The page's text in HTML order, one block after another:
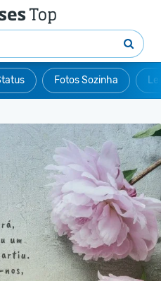
Fotos Sozinha